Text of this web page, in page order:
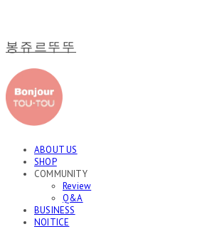
봉쥬르뚜뚜
ABOUT US
SHOP
COMMUNITY
Review
Q&A
BUSINESS
NOITICE